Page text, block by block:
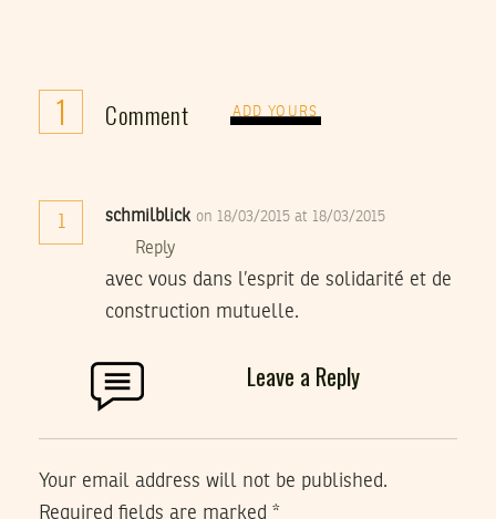
1 Comment ADD YOURS
1 schmilblick on 18/03/2015 at 18/03/2015
Reply
avec vous dans l’esprit de solidarité et de
construction mutuelle.
Leave a Reply
Your email address will not be published.
Required fields are marked *